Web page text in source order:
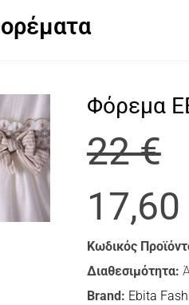
Φόρεμα
22 €
17,60
Κωδικός
Διαθεσιμότητα:
Brand: Ebita